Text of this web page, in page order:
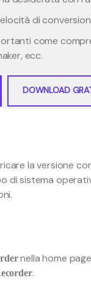
di
come
ecc.
DOWNLOAD
la versione
di sistema
nella home
.